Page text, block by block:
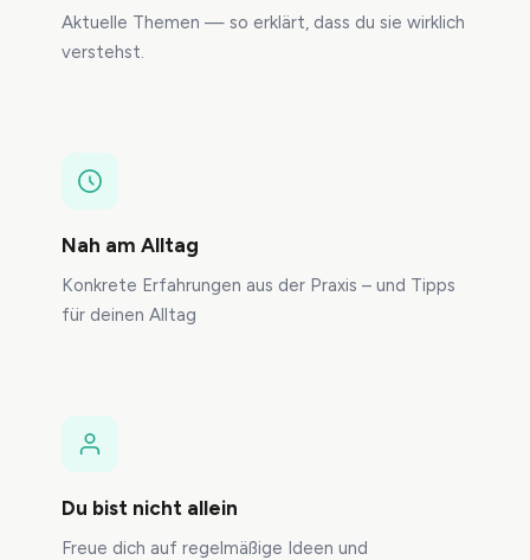
Aktuelle Themen — so erklärt, dass du sie wirklich
verstehst.
Nah am Alltag
Konkrete Erfahrungen aus der Praxis – und Tipps
für deinen Alltag
Du bist nicht allein
Freue dich auf regelmäßige Ideen und